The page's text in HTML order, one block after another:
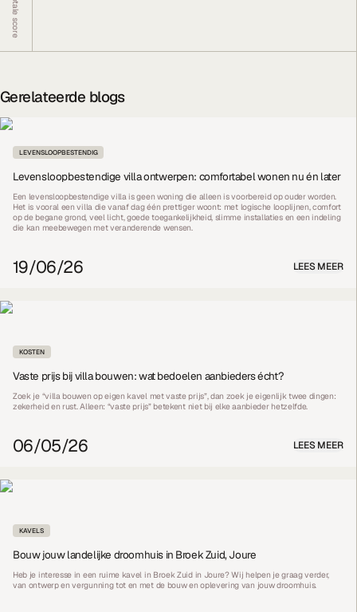
Totale score
Gerelateerde blogs
LEVENSLOOPBESTENDIG
Levensloopbestendige villa ontwerpen: comfortabel wonen nu én later
Een levensloopbestendige villa is geen woning die alleen is voorbereid op ouder worden.
Het is vooral een villa die vanaf dag één prettiger woont: met logische looplijnen, comfort
op de begane grond, veel licht, goede toegankelijkheid, slimme installaties en een indeling
die kan meebewegen met veranderende wensen.
19/06/26 LEES MEER
KOSTEN
Vaste prijs bij villa bouwen: wat bedoelen aanbieders écht?
Zoek je “villa bouwen op eigen kavel met vaste prijs”, dan zoek je eigenlijk twee dingen:
zekerheid en rust. Alleen: “vaste prijs” betekent niet bij elke aanbieder hetzelfde.
06/05/26 LEES MEER
KAVELS
Bouw jouw landelijke droomhuis in Broek Zuid, Joure
Heb je interesse in een ruime kavel in Broek Zuid in Joure? Wij helpen je graag verder,
van ontwerp en vergunning tot en met de bouw en oplevering van jouw droomhuis.